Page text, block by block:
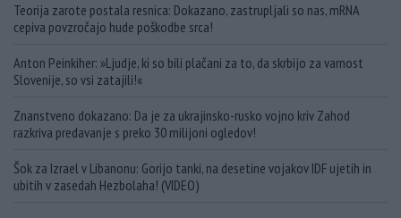
Teorija zarote postala resnica: Dokazano, zastrupljali so nas, mRNA
cepiva povzročajo hude poškodbe srca!
Anton Peinkiher: »Ljudje, ki so bili plačani za to, da skrbijo za varnost
Slovenije, so vsi zatajili!«
Znanstveno dokazano: Da je za ukrajinsko-rusko vojno kriv Zahod
razkriva predavanje s preko 30 milijoni ogledov!
Šok za Izrael v Libanonu: Gorijo tanki, na desetine vojakov IDF ujetih in
ubitih v zasedah Hezbolaha! (VIDEO)